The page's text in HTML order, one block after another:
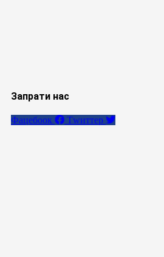
Запрати нас
Фацебоок Тwиттер